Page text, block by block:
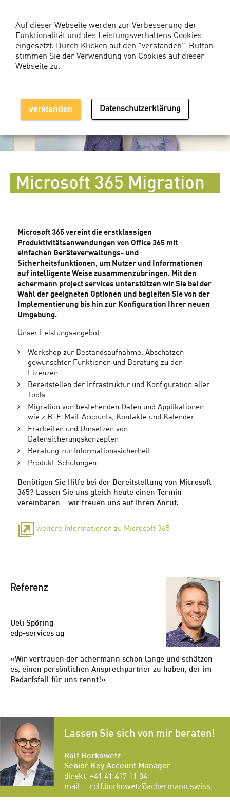
Microsoft 365 Migration
Microsoft 365 vereint die erstklassigen
Produktivitätsanwendungen von Office 365 mit
einfachen Geräteverwaltungs- und
Sicherheitsfunktionen, um Nutzer und Informationen
auf intelligente Weise zusammenzubringen. Mit den
achermann project services unterstützen wir Sie bei der
Wahl der geeigneten Optionen und begleiten Sie von der
Implementierung bis hin zur Konfiguration Ihrer neuen
Umgebung.
Unser Leistungsangebot:
Workshop zur Bestandsaufnahme, Abschätzen
gewünschter Funktionen und Beratung zu den
Lizenzen
Bereitstellen der Infrastruktur und Konfiguration aller
Tools
Migration von bestehenden Daten und Applikationen
wie z.B. E-Mail-Accounts, Kontakte und Kalender
Erarbeiten und Umsetzen von
Datensicherungskonzepten
Beratung zur Informationssicherheit
Produkt-Schulungen
Benötigen Sie Hilfe bei der Bereitstellung von Microsoft
365? Lassen Sie uns gleich heute einen Termin
vereinbaren – wir freuen uns auf Ihren Anruf.
weitere Informationen zu Microsoft 365
Referenz
Ueli Spöring
edp-services ag
Wir vertrauen der achermann schon lange und schätzen
es, einen persönlichen Ansprechpartner zu haben, der im
Bedarfsfall für uns rennt!
Lassen Sie sich von mir beraten!
Rolf Borkowetz
Senior Key Account Manager
direkt +41 41 417 11 04
mail
rolf.borkowetz@achermann.swiss
Auf dieser Webseite werden zur Verbesserung der
Funktionalität und des Leistungsverhaltens Cookies
eingesetzt. Durch Klicken auf den "verstanden"-Button
stimmen Sie der Verwendung von Cookies auf dieser
Webseite zu.
verstanden Datenschutzerklärung